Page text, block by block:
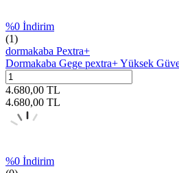
%0 İndirim
(1)
dormakaba Pextra+
Dormakaba Gege pextra+ Yüksek
4.680,00 TL
4.680,00 TL
%0 İndirim